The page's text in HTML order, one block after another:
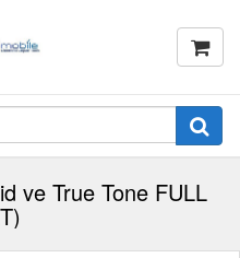
ve True Tone FULL